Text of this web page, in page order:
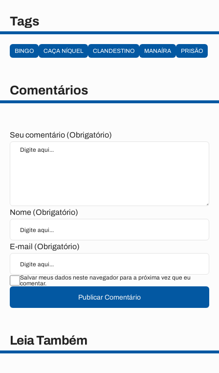
Tags
BINGO CAÇA NÍQUEL CLANDESTINO MANAÍRA PRISÃO
Comentários
Seu comentário (Obrigatório)
Nome (Obrigatório)
E-mail (Obrigatório)
Salvar meus dados neste navegador para a próxima vez que eu
comentar.
Publicar Comentário
Leia Também